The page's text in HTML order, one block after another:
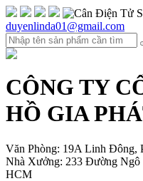
duyenlinda01@gmail.com
CÔNG TY
HỒ GIA
Văn Phòng: 19A Linh Đông,
Nhà Xưởng: 233 Đường Ngô
HCM